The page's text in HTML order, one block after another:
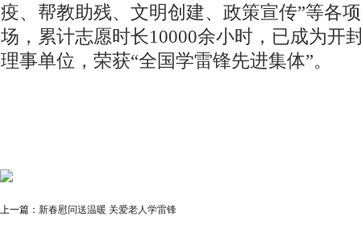
疫、帮教助残、文明创建、政策宣传”等各
场，累计志愿时长10000余小时，已成为开
理事单位，荣获“全国学雷锋先进集体”。
上一篇： 新春慰问送温暖 关爱老人学雷锋